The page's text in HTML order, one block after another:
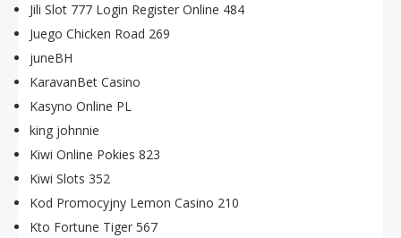
Jili Slot 777 Login Register Online 484
Juego Chicken Road 269
juneBH
KaravanBet Casino
Kasyno Online PL
king johnnie
Kiwi Online Pokies 823
Kiwi Slots 352
Kod Promocyjny Lemon Casino 210
Kto Fortune Tiger 567